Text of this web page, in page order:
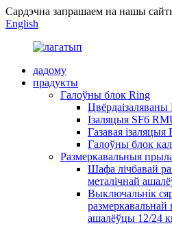
Сардэчна запрашаем на нашы
English
дадому
прадукты
Галоўны блок Ring
Ізаляцыя SF6
Газавая
Галоўны блок
Размеркавальныя
Шафа лічбавай
металічнай
Выключальнік
ашалёўцы 12/24